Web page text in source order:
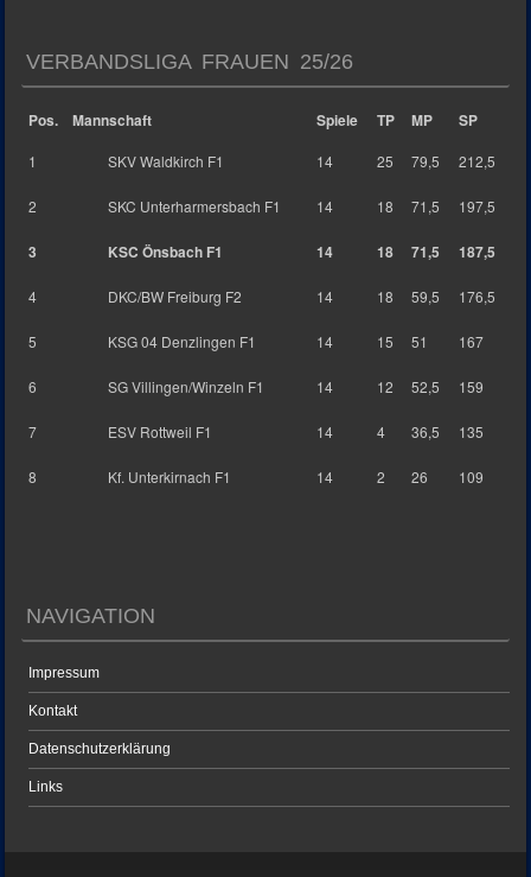
VERBANDSLIGA FRAUEN 25/26
Pos. Mannschaft Spiele TP MP SP
1 SKV Waldkirch F1 14 25 79,5 212,5
2 SKC Unterharmersbach F1 14 18 71,5 197,5
3 KSC Önsbach F1 14 18 71,5 187,5
4 DKC/BW Freiburg F2 14 18 59,5 176,5
5 KSG 04 Denzlingen F1 14 15 51 167
6 SG Villingen/Winzeln F1 14 12 52,5 159
7 ESV Rottweil F1 14 4 36,5 135
8 Kf. Unterkirnach F1 14 2 26 109
NAVIGATION
Impressum
Kontakt
Datenschutzerklärung
Links